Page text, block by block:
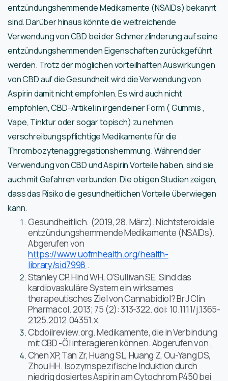
entzündungshemmende Medikamente (NSAIDs) bekannt
sind. Darüber hinaus könnte die weitreichende
Verwendung von CBD bei der Schmerzlinderung auf seine
entzündungshemmenden Eigenschaften zurückgeführt
werden. Trotz der möglichen vorteilhaften Auswirkungen
von CBD auf die Gesundheit wird die Verwendung von
Aspirin damit nicht empfohlen. Es wird auch nicht
empfohlen, CBD-Artikel in irgendeiner Form ( Gummis ,
Vape, Tinktur oder sogar topisch) zu nehmen
verschreibungspflichtige Medikamente für die
Thrombozytenaggregationshemmung. Während der
Verwendung von CBD und Aspirin Vorteile haben, sind sie
auch mit Gefahren verbunden. Die obigen Studien zeigen,
dass das Risiko die gesundheitlichen Vorteile überwiegen
kann.
Gesundheitlich. (2019, 28. März). Nichtsteroidale
entzündungshemmende Medikamente (NSAIDs).
Abgerufen von
https://www.uofmhealth.org/health-
library/sid7998 .
Stanley CP, Hind WH, O’Sullivan SE. Sind das
kardiovaskuläre System ein wirksames
therapeutisches Ziel von Cannabidiol? Br J Clin
Pharmacol. 2013; 75 (2): 313-322. doi: 10.1111/j.1365-
2125.2012.04351.x.
Cbdoilreview.org. Medikamente, die in Verbindung
mit CBD -Öl interagieren können. Abgerufen von.
Chen XP, Tan Zr, Huang SL, Huang Z, Ou-Yang DS,
Zhou HH. Isozymspezifische Induktion durch
niedrig dosiertes Aspirin am Cytochrom P450 bei